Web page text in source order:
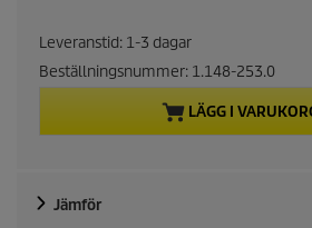
t
p
o
Leveranstid: 1-3 dagar
Beställningsnummer: 1.148-253.0
LÄGG I
Jämför